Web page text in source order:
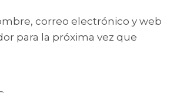
correo electrónico y web
para la próxima vez que